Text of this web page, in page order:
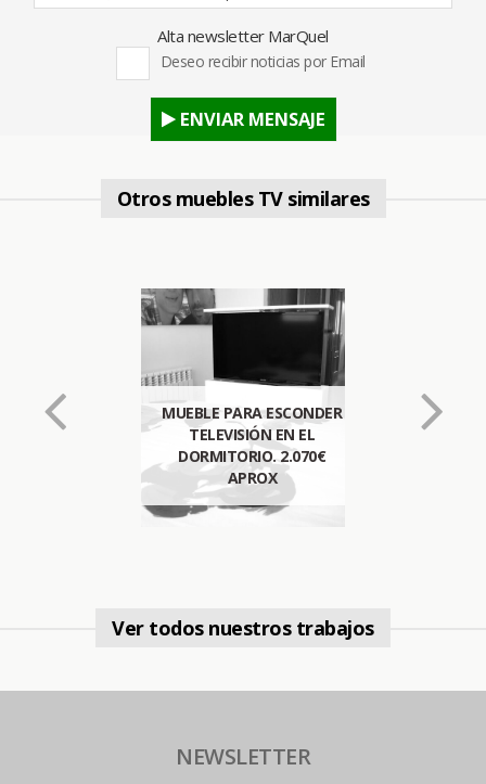
Alta newsletter MarQuel
Deseo recibir noticias por Email
ENVIAR MENSAJE
Otros muebles TV similares
MUEBLE PARA ESCONDER
TELEVISIÓN EN EL
DORMITORIO. 2.070€
APROX
Ver todos nuestros trabajos
NEWSLETTER